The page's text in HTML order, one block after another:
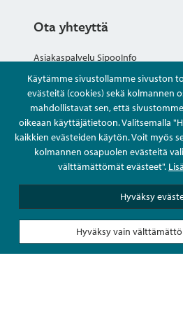
Käytämme sivustollamme sivuston
evästeitä (cookies) sekä kolmannen
mahdollistavat sen, että
oikeaan käyttäjätietoon. Valitsemalla
kaikkien evästeiden käytön. Voit myös
kolmannen osapuolen evästeitä
välttämättömät evästeet".
Hyväksy
Hyväksy vain
Ota yhteyttä
Asiakaspalvelu SipooInfo
Anna palautetta nimettömästi
Kysy tai asioi
Yhteystiedot